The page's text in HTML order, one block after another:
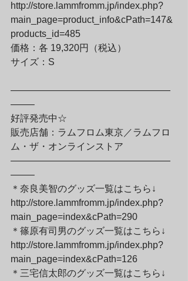
http://store.lammfromm.jp/index.php?
main_page=product_info&cPath=147&
products_id=485
価格：各 19,320円（税込）
サイズ：S
—————————————————
——–
好評発売中☆
販売店舗：ラムフロム東京／ラムフロ
ム・ザ・オンラインストア
—————————————————
——–
＊奈良美智のグッズ一覧はこちら↓
http://store.lammfromm.jp/index.php?
main_page=index&cPath=290
＊篠原有司男のグッズ一覧はこちら↓
http://store.lammfromm.jp/index.php?
main_page=index&cPath=126
＊三宅信太郎のグッズ一覧はこちら↓